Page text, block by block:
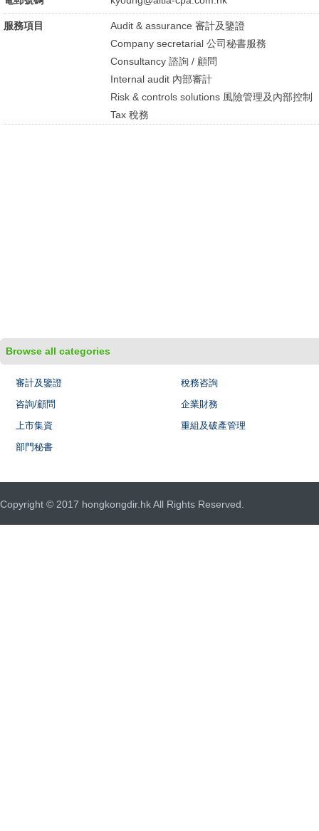
服務項目
Audit & assurance 審計及鑒證
Company secretarial 公司秘書服務
Consultancy 諮詢 / 顧問
Internal audit 內部審計
Risk & controls solutions 風險管理及內部控制
Tax 稅務
Browse all categories
審計及鑒證
稅務咨詢
咨詢/顧問
企業財務
上市集資
重組及破產管理
部門秘書
Copyright © 2017 hongkongdir.hk All Rights Reserved.